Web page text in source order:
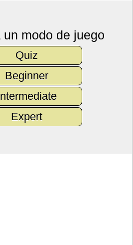
modo de juego
Quiz
Beginner
Expert